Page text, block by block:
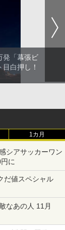
発「幕張ビ
白押し！
1カ月
シアサッカーワン
に
だ値スペシャル
なあの人 11月